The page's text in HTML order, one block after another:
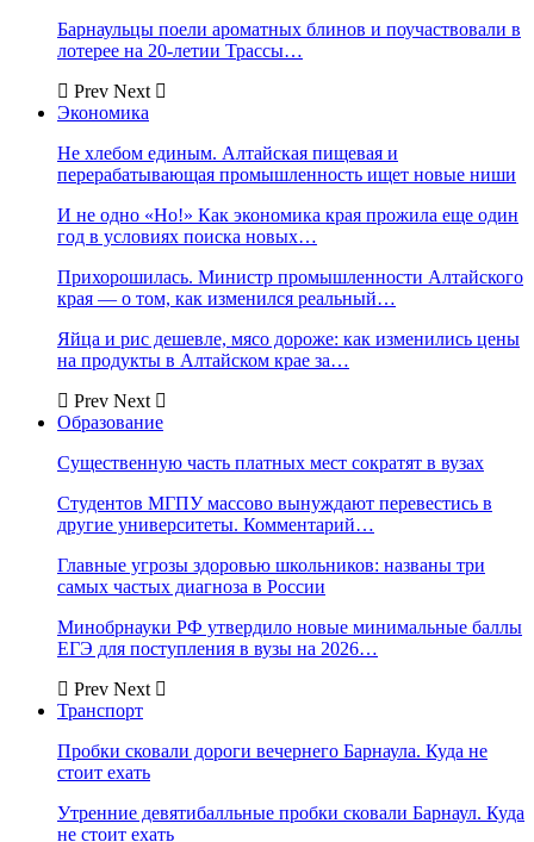
Барнаульцы поели ароматных блинов и поучаствовали в
лотерее на 20-летии Трассы…
Prev Next
Экономика
Не хлебом единым. Алтайская пищевая и
перерабатывающая промышленность ищет новые ниши
И не одно «Но!» Как экономика края прожила еще один
год в условиях поиска новых…
Прихорошилась. Министр промышленности Алтайского
края — о том, как изменился реальный…
Яйца и рис дешевле, мясо дороже: как изменились цены
на продукты в Алтайском крае за…
Prev Next
Образование
Существенную часть платных мест сократят в вузах
Студентов МГПУ массово вынуждают перевестись в
другие университеты. Комментарий…
Главные угрозы здоровью школьников: названы три
самых частых диагноза в России
Минобрнауки РФ утвердило новые минимальные баллы
ЕГЭ для поступления в вузы на 2026…
Prev Next
Транспорт
Пробки сковали дороги вечернего Барнаула. Куда не
стоит ехать
Утренние девятибалльные пробки сковали Барнаул. Куда
не стоит ехать